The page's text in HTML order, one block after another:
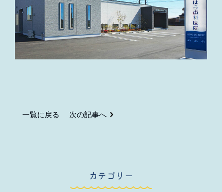
一覧に戻る 次の記事へ
カテゴリー